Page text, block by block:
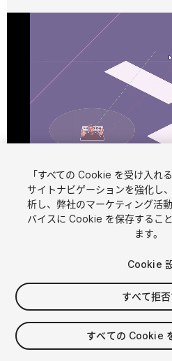
1/ 6
FREE
マイアセットに追
「すべての Cookie を受け入れ
サイトナビゲーションを強化し
析し、弊社のマーケティング活
バイスに Cookie を保存するこ
ます。
Cookie
すべて拒否
すべての Cookie